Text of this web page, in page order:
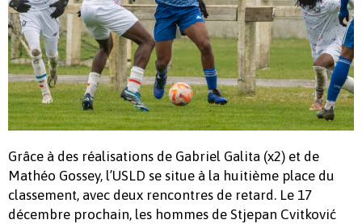
Grâce à des réalisations de Gabriel Galita (x2) et de
Mathéo Gossey, l’USLD se situe à la huitième place du
classement, avec deux rencontres de retard. Le 17
décembre prochain, les hommes de Stjepan Cvitković